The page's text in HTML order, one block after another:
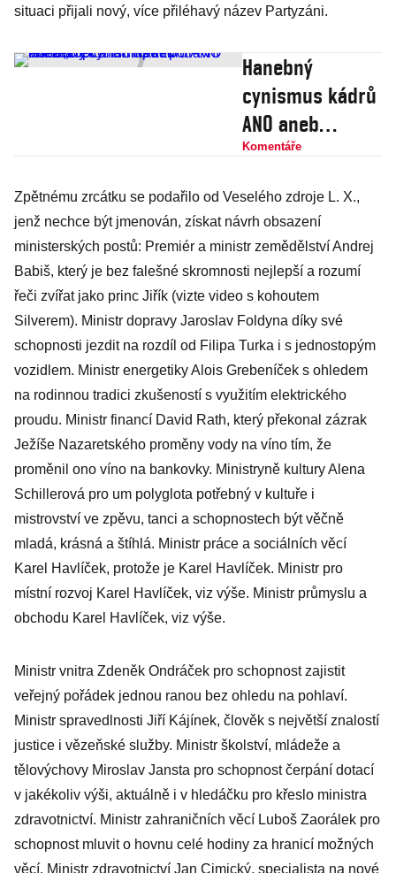
situaci přijali nový, více přiléhavý název Partyzáni.
Hanebný
cynismus kádrů
ANO aneb
„Diplomat“
Vondráček a
Trumpův
potravní řetězec
Komentáře
Zpětnému zrcátku se podařilo od Veselého zdroje L. X.,
jenž nechce být jmenován, získat návrh obsazení
ministerských postů: Premiér a ministr zemědělství Andrej
Babiš, který je bez falešné skromnosti nejlepší a rozumí
řeči zvířat jako princ Jiřík (vizte video s kohoutem
Silverem). Ministr dopravy Jaroslav Foldyna díky své
schopnosti jezdit na rozdíl od Filipa Turka i s jednostopým
vozidlem. Ministr energetiky Alois Grebeníček s ohledem
na rodinnou tradici zkušeností s využitím elektrického
proudu. Ministr financí David Rath, který překonal zázrak
Ježíše Nazaretského proměny vody na víno tím, že
proměnil ono víno na bankovky. Ministryně kultury Alena
Schillerová pro um polyglota potřebný v kultuře i
mistrovství ve zpěvu, tanci a schopnostech být věčně
mladá, krásná a štíhlá. Ministr práce a sociálních věcí
Karel Havlíček, protože je Karel Havlíček. Ministr pro
místní rozvoj Karel Havlíček, viz výše. Ministr průmyslu a
obchodu Karel Havlíček, viz výše.
Ministr vnitra Zdeněk Ondráček pro schopnost zajistit
veřejný pořádek jednou ranou bez ohledu na pohlaví.
Ministr spravedlnosti Jiří Kájínek, člověk s největší znalostí
justice i vězeňské služby. Ministr školství, mládeže a
tělovýchovy Miroslav Jansta pro schopnost čerpání dotací
v jakékoliv výši, aktuálně i v hledáčku pro křeslo ministra
zdravotnictví. Ministr zahraničních věcí Luboš Zaorálek pro
schopnost mluvit o hovnu celé hodiny za hranicí možných
věcí. Ministr zdravotnictví Jan Cimický, specialista na nové